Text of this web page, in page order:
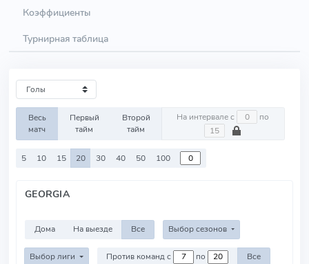
Коэффициенты
Турнирная таблица
Весь
матч
Первый
тайм
Второй
тайм
На интервале с по
5 10 15 20 30 40 50 100
GEORGIA
Дома На выезде Все Выбор сезонов
Выбор лиги Против команд с по Все